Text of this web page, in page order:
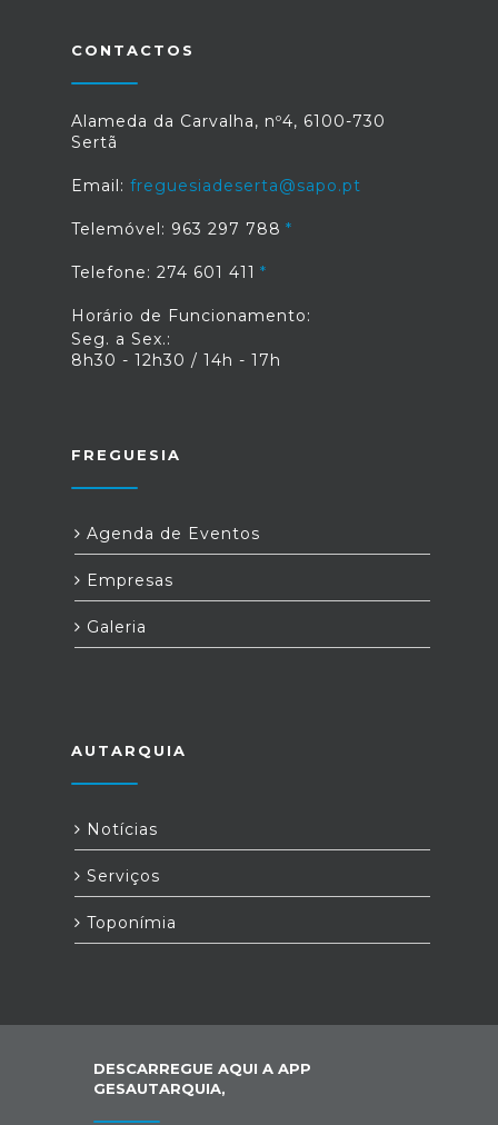
CONTACTOS
Alameda da Carvalha, nº4, 6100-730
Sertã
Email: freguesiadeserta@sapo.pt
Telemóvel: 963 297 788
Telefone: 274 601 411
Horário de Funcionamento:
Seg. a Sex.:
8h30 - 12h30 / 14h - 17h
FREGUESIA
Agenda de Eventos
Empresas
Galeria
AUTARQUIA
Notícias
Serviços
Toponímia
DESCARREGUE AQUI A APP
GESAUTARQUIA,